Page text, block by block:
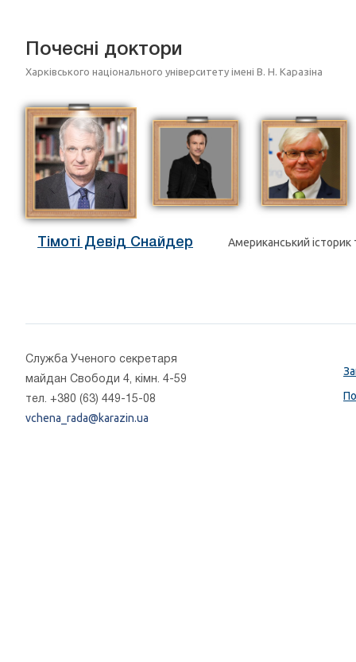
Почесні доктори
Харківського національного університету імені В. Н. Каразіна
Тімоті Девід Снайдер Американський
Cлужба Ученого секретаря
майдан Свободи 4, кімн. 4-59
тел. +380 (63) 449-15-08
vchena_rada@karazin.ua